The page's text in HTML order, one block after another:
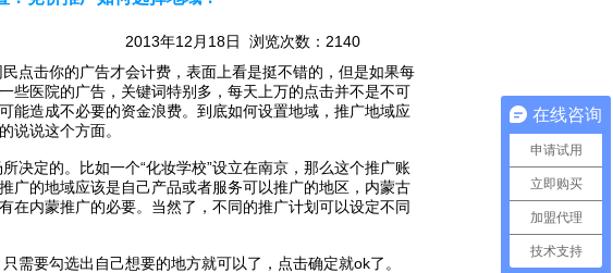
2013年12月18日 浏览次数： 2140
击你的广告才会计费，表面上看是挺不错的，但是如果每
些医院的广告，关键词特别多，每天上万的点击并不是不可
能造成不必要的资金浪费。到底如何设置地域，推广地域应
说说这个方面。
定的。比如一个“化妆学校”设立在南京，那么这个推广账
广的地域应该是自己产品或者服务可以推广的地区，内蒙古
在内蒙推广的必要。当然了，不同的推广计划可以设定不同
要勾选出自己想要的地方就可以了，点击确定就ok了。
在线咨询
申请试用
立即购买
加盟代理
技术支持